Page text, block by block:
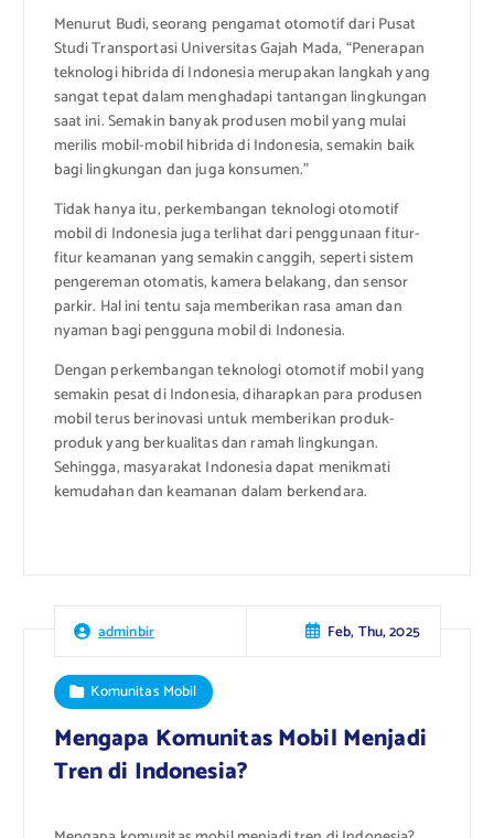
Menurut Budi, seorang pengamat otomotif dari Pusat
Studi Transportasi Universitas Gajah Mada, “Penerapan
teknologi hibrida di Indonesia merupakan langkah yang
sangat tepat dalam menghadapi tantangan lingkungan
saat ini. Semakin banyak produsen mobil yang mulai
merilis mobil-mobil hibrida di Indonesia, semakin baik
bagi lingkungan dan juga konsumen.”
Tidak hanya itu, perkembangan teknologi otomotif
mobil di Indonesia juga terlihat dari penggunaan fitur-
fitur keamanan yang semakin canggih, seperti sistem
pengereman otomatis, kamera belakang, dan sensor
parkir. Hal ini tentu saja memberikan rasa aman dan
nyaman bagi pengguna mobil di Indonesia.
Dengan perkembangan teknologi otomotif mobil yang
semakin pesat di Indonesia, diharapkan para produsen
mobil terus berinovasi untuk memberikan produk-
produk yang berkualitas dan ramah lingkungan.
Sehingga, masyarakat Indonesia dapat menikmati
kemudahan dan keamanan dalam berkendara.
adminbir Feb, Thu, 2025
Komunitas Mobil
Mengapa Komunitas Mobil Menjadi
Tren di Indonesia?